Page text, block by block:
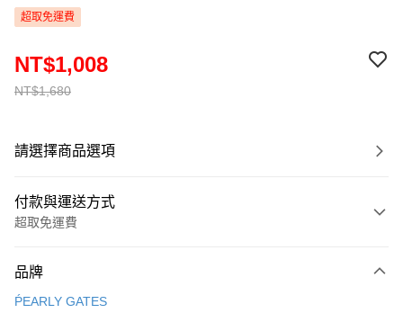
超取免運費
NT$1,680
NT$1,008
請選擇商品選項
付款與運送方式
超取免運費
信用卡一次付款
品牌
ṔEARLY GATES